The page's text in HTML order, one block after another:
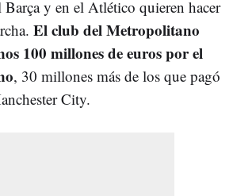
y en el Atlético quieren hacer
El club del Metropolitano
100 millones de euros por el
, 30 millones más de los que pagó
City.